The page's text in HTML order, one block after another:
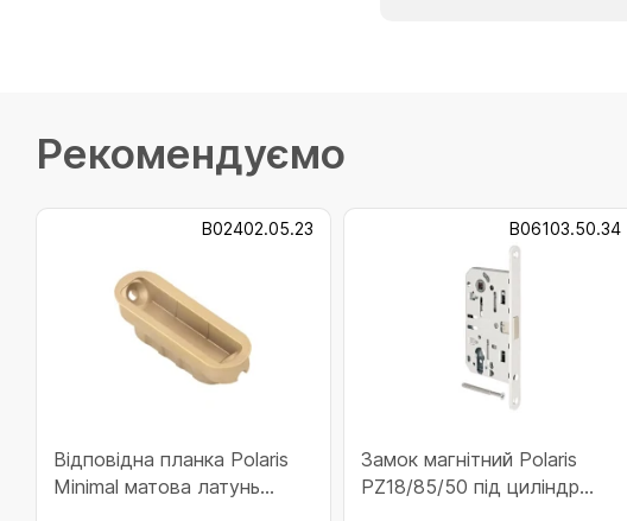
Рекомендуємо
B02402.05.23
Відповідна планка Polaris
Minimal матова латунь
B06103.50.34
Замок магнітний Polaris
PZ18/85/50 під циліндр